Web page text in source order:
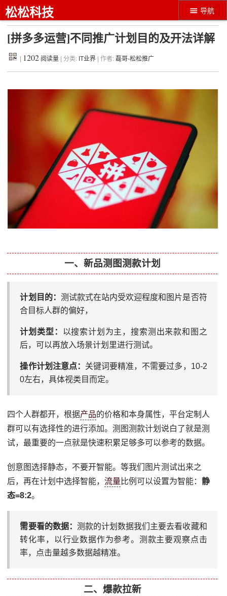
导航
松松科技
[拼多多运营]不同推广计划目的及开法详解
1202 阅读量 | 分类: IT业界 | 作者:磊哥-松松推广
一、新品测图测款计划
计划目的： 测试款式在站内受欢迎程度和图片是否符
合目标人群的偏好，
计划类型： 以搜索计划为主，搜索测出来款和图之
后，可以再放入场景计划里进行测试。
操作计划注意点： 关键词要精准，不需要过多，10-2
0左右，具体视类目而定。
四个人群都开，根据产品的价格和本身属性，平台定制人
群可以有选择性的进行添加。测图测款计划说白了就是测
试，最重要的一点就是快速积累足够多可以参考的数据。
创意图选择静态，不要开智能。等我们图片测试出来之
后，再在计划中选择智能，流量比例可以设置为智能：静
态=8:2。
需要看的数据： 测款的计划数据我们主要去看收藏和
转化率，以行业数据作为参考。测款主要观察点击
率，点击量越多数据越精准。
二、爆款拉新